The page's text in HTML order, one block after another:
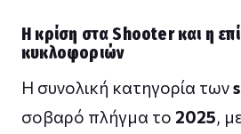
Η κρίση στα Shooter και η
κυκλοφοριών
Η συνολική κατηγορία των
σοβαρό πλήγμα το 2025,